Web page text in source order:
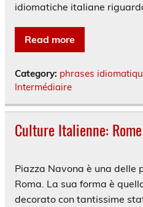
idiomatiche italiane
Read more
Category: phrases
Intermédiaire
Culture Italienne:
Piazza Navona è una delle
Roma. La sua forma è
decorato con tantissime